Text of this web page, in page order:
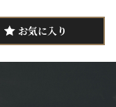
お気に入り